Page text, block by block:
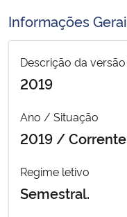
Ministério de Minas e Energia
Ministério da Ciência,
Ministério do Turismo
Informações
Descrição da versão
2019
Ano / Situação
2019 / Corrente
Regime letivo
Semestral.